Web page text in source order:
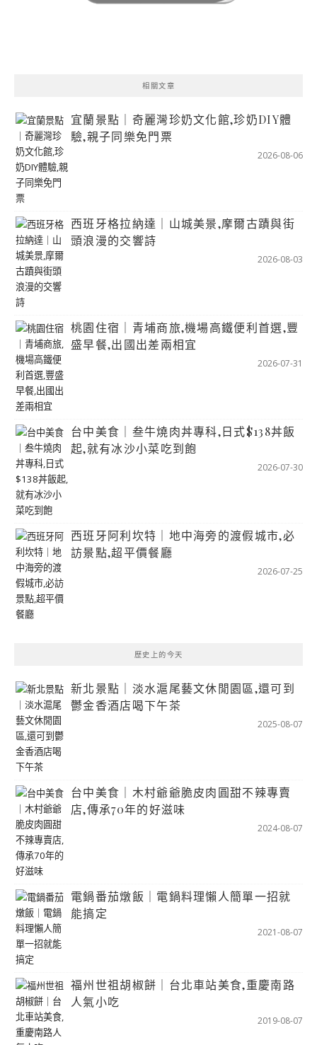
相關文章
宜蘭景點｜奇麗灣珍奶文化館,珍奶DIY體
驗,親子同樂免門票
2026-08-06
西班牙格拉納達｜山城美景,摩爾古蹟與街
頭浪漫的交響詩
2026-08-03
桃園住宿｜青埔商旅,機場高鐵便利首選,豐
盛早餐,出國出差兩相宜
2026-07-31
台中美食｜叁牛燒肉丼專科,日式$138丼飯
起,就有冰沙小菜吃到飽
2026-07-30
西班牙阿利坎特｜地中海旁的渡假城市,必
訪景點,超平價餐廳
2026-07-25
歷史上的今天
新北景點｜淡水滬尾藝文休閒園區,還可到
鬱金香酒店喝下午茶
2025-08-07
台中美食｜木村爺爺脆皮肉圓甜不辣專賣
店,傳承70年的好滋味
2024-08-07
電鍋番茄燉飯｜電鍋料理懶人簡單一招就
能搞定
2021-08-07
福州世祖胡椒餅｜台北車站美食,重慶南路
人氣小吃
2019-08-07